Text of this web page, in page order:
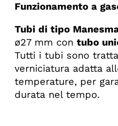
Funzionamento a
Tubi di tipo
ø27 mm con tubo
Tutti i tubi sono
verniciatura adatta
temperature, per
durata nel tempo.